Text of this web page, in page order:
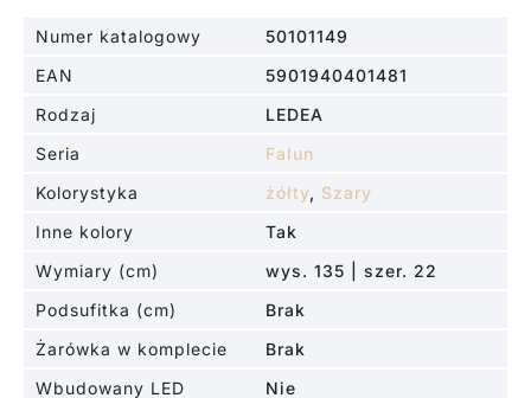
Numer katalogowy
50101149
EAN
5901940401481
Rodzaj
LEDEA
Seria
Falun
Kolorystyka
żółty, Szary
Inne kolory
Tak
Wymiary (cm)
wys. 135 | szer. 22
Podsufitka (cm)
Brak
Żarówka w komplecie
Brak
Wbudowany LED
Nie